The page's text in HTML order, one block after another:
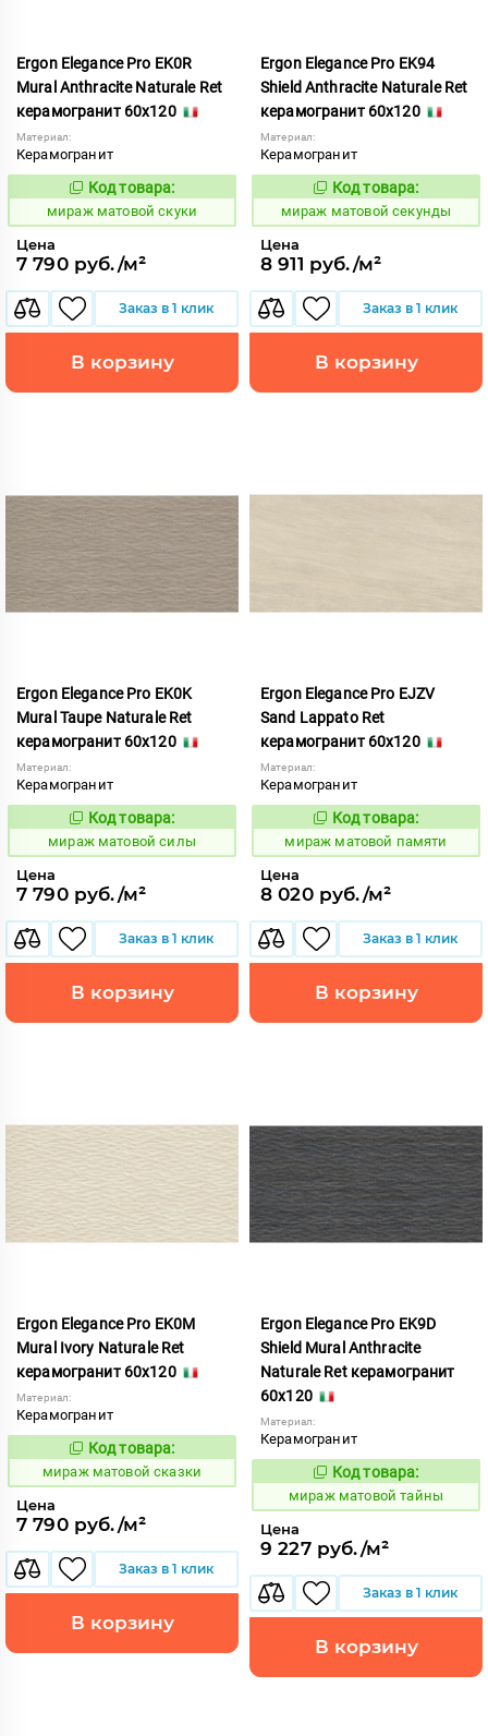
Ergon Elegance Pro EK0R
Mural Anthracite Naturale Ret
керамогранит 60x120
Материал:
Керамогранит
991094
Код товара:
мираж матовой скуки
Цена
7 790 руб./м²
Заказ в 1 клик
В корзину
Ergon Elegance Pro EK94
Shield Anthracite Naturale Ret
керамогранит 60x120
Материал:
Керамогранит
991087
Код товара:
мираж матовой секунды
Цена
8 911 руб./м²
Заказ в 1 клик
В корзину
Ergon Elegance Pro EK0K
Mural Taupe Naturale Ret
керамогранит 60x120
Материал:
Керамогранит
991088
Код товара:
мираж матовой силы
Цена
7 790 руб./м²
Заказ в 1 клик
В корзину
Ergon Elegance Pro EJZV
Sand Lappato Ret
керамогранит 60x120
Материал:
Керамогранит
991068
Код товара:
мираж матовой памяти
Цена
8 020 руб./м²
Заказ в 1 клик
В корзину
Ergon Elegance Pro EK0M
Mural Ivory Naturale Ret
керамогранит 60x120
Материал:
Керамогранит
991090
Код товара:
мираж матовой сказки
Цена
7 790 руб./м²
Заказ в 1 клик
В корзину
Ergon Elegance Pro EK9D
Shield Mural Anthracite
Naturale Ret керамогранит
60x120
Материал:
Керамогранит
991101
Код товара:
мираж матовой тайны
Цена
9 227 руб./м²
Заказ в 1 клик
В корзину